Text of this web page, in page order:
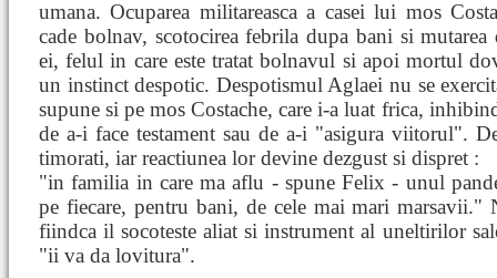
umana. Ocuparea militareasca a casei lui mos
cade bolnav, scotocirea febrila dupa bani si
ei, felul in care este tratat bolnavul si apoi mortul
un instinct despotic. Despotismul Aglaei nu se
supune si pe mos Costache, care i-a luat frica,
de a-i face testament sau de a-i "asigura viitorul".
timorati, iar reactiunea lor devine dezgust si dispret :
"in familia in care ma aflu - spune Felix - unul
pe fiecare, pentru bani, de cele mai mari marsavii."
fiindca il socoteste aliat si instrument al uneltirilor
"ii va da lovitura".